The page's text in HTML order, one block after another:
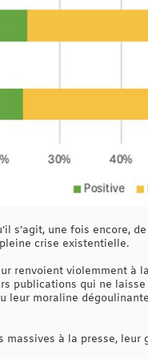
s’agit, une fois encore,
crise existentielle.
renvoient violemment à
publications qui ne
leur moraline
massives à la presse,